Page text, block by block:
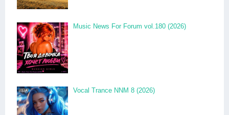
Music News For Forum vol.180 (2026)
Vocal Trance NNM 8 (2026)